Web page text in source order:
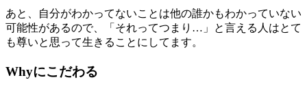
あと、自分がわかってないことは他の誰かもわかっていない
可能性があるので、「それってつまり…」と言える人はとて
も尊いと思って生きることにしてます。
Whyにこだわる